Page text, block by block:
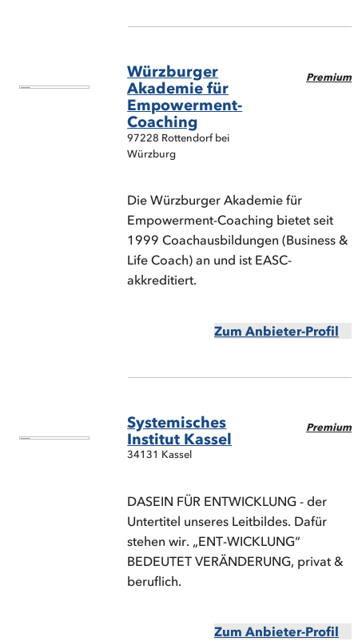
Premium
Würzburger
Akademie für
Empowerment-
Coaching
97228 Rottendorf bei
Würzburg
Die Würzburger Akademie für
Empowerment-Coaching bietet seit
1999 Coachausbildungen (Business &
Life Coach) an und ist EASC-
akkreditiert.
Zum Anbieter-Profil
Premium
Systemisches
Institut Kassel
34131 Kassel
DASEIN FÜR ENTWICKLUNG - der
Untertitel unseres Leitbildes. Dafür
stehen wir. „ENT-WICKLUNG“
BEDEUTET VERÄNDERUNG, privat &
beruflich.
Zum Anbieter-Profil